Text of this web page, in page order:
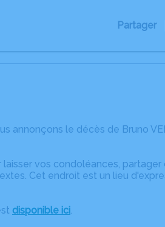
Partager
annonçons le décès de Bruno
vos condoléances,
Cet endroit est un lieu
disponible ici.